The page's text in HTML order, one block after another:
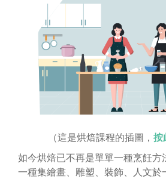
（這是烘焙課程的插圖， 按
如今烘焙已不再是單單一種烹飪方
一種集繪畫、雕塑、裝飾、人文於